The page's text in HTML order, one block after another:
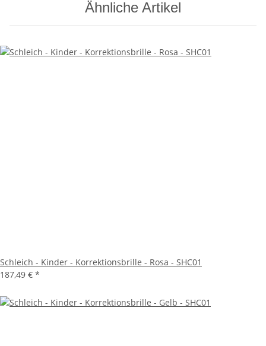
Ähnliche Artikel
Schleich - Kinder - Korrektionsbrille - Rosa - SHC01
187,49 € *